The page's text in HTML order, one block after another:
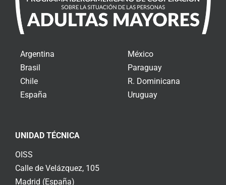
Argentina
Brasil
Chile
España
México
Paraguay
R. Dominicana
Uruguay
UNIDAD TÉCNICA
OISS
Calle de Velázquez, 105
Madrid (España)